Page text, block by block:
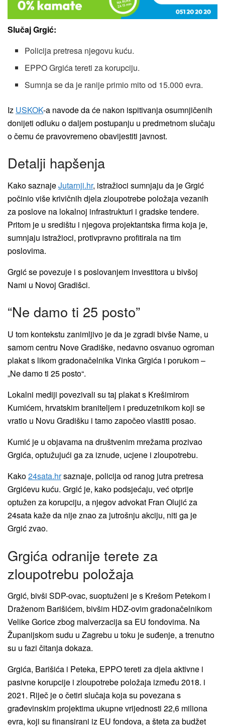
Slučaj Grgić:
Policija pretresa njegovu kuću.
EPPO Grgića tereti za korupciju.
Sumnja se da je ranije primio mito od 15.000 evra.
Iz USKOK-a navode da će nakon ispitivanja osumnjičenih
donijeti odluku o daljem postupanju u predmetnom slučaju
o čemu će pravovremeno obavijestiti javnost.
Detalji hapšenja
Kako saznajeJutarnji.hr, istražioci sumnjaju da je Grgić
počinio više krivičnih djela zloupotrebe položaja vezanih
za poslove na lokalnoj infrastrukturi i gradske tendere.
Pritom je u središtu i njegova projektantska firma koja je,
sumnjaju istražioci, protivpravno profitirala na tim
poslovima.
Grgić se povezuje i s poslovanjem investitora u bivšoj
Nami u Novoj Gradišci.
“Ne damo ti 25 posto”
U tom kontekstu zanimljivo je da je zgradi bivše Name, u
samom centru Nove Gradiške, nedavno osvanuo ogroman
plakat s likom gradonačelnika Vinka Grgića i porukom –
„Ne damo ti 25 posto“.
Lokalni mediji povezivali su taj plakat s Krešimirom
Kumićem, hrvatskim braniteljem i preduzetnikom koji se
vratio u Novu Gradišku i tamo započeo vlastiti posao.
Kumić je u objavama na društvenim mrežama prozivao
Grgića, optužujući ga za iznude, ucjene i zloupotrebu.
Kako24sata.hrsaznaje, policija od ranog jutra pretresa
Grgićevu kuću. Grgić je, kako podsjećaju, već otprije
optužen za korupciju, a njegov advokat Fran Olujić za
24sata kaže da nije znao za jutrošnju akciju, niti ga je
Grgić zvao.
Grgića odranije terete za
zloupotrebu položaja
Grgić, bivši SDP-ovac, suoptuženi je s Krešom Petekom i
Draženom Barišićem, bivšim HDZ-ovim gradonačelnikom
Velike Gorice zbog malverzacija sa EU fondovima. Na
Županijskom sudu u Zagrebu u toku je suđenje, a trenutno
su u fazi čitanja dokaza.
Grgića, Barišića i Peteka, EPPO tereti za djela aktivne i
pasivne korupcije i zloupotrebe položaja između 2018. i
2021. Riječ je o četiri slučaja koja su povezana s
građevinskim projektima ukupne vrijednosti 22,6 miliona
evra, koji su finansirani iz EU fondova, a šteta za budžet